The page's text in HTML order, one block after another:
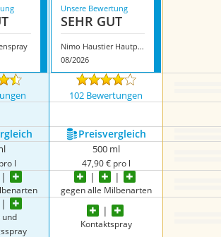
Unsere Bewertung
SEHR GUT
Nimo Haustier Hautpflegespray
08/2026
102 Bewertungen
Preis­vergleich
l
500 ml
47,90 € pro l
gegen alle Milbenarten
und
Kontaktspray